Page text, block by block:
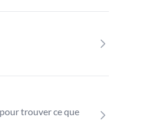
trouver ce que